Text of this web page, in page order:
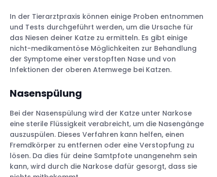
In der Tierarztpraxis können einige Proben entnommen
und Tests durchgeführt werden, um die Ursache für
das Niesen deiner Katze zu ermitteln. Es gibt einige
nicht-medikamentöse Möglichkeiten zur Behandlung
der Symptome einer verstopften Nase und von
Infektionen der oberen Atemwege bei Katzen.
Nasenspülung
Bei der Nasenspülung wird der Katze unter Narkose
eine sterile Flüssigkeit verabreicht, um die Nasengänge
auszuspülen. Dieses Verfahren kann helfen, einen
Fremdkörper zu entfernen oder eine Verstopfung zu
lösen. Da dies für deine Samtpfote unangenehm sein
kann, wird durch die Narkose dafür gesorgt, dass sie